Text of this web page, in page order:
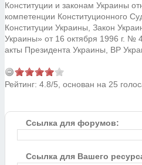
Конституции и законам Украины
компетенции Конституционного
Конституции Украины, Закон
Украины» от 16 октября 1996 г. №
акты Президента Украины, ВР
Рейтинг: 4.8/5, основан на 25
Ссылка для форумов:
Ссылка для Вашего